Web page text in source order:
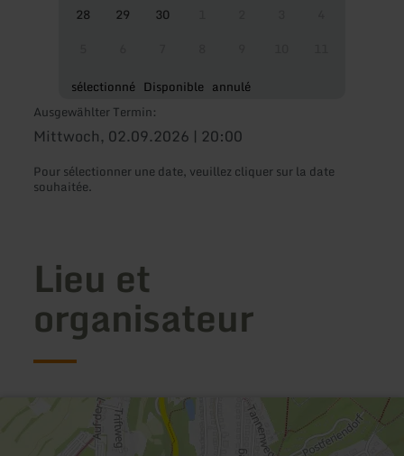
28
29 30
sélectionné Disponible annulé
Ausgewählter Termin:
Mittwoch, 02.09.2026 | 20:00
Pour sélectionner une date, veuillez cliquer sur la date
souhaitée.
Lieu et
organisateur